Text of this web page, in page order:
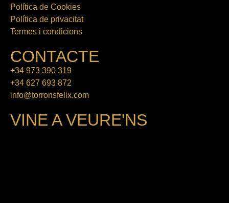
Política de Cookies
Política de privacitat
Termes i condicions
CONTACTE
+34 973 390 319
+34 627 693 872
info@torronsfelix.com
VINE A VEURE'NS